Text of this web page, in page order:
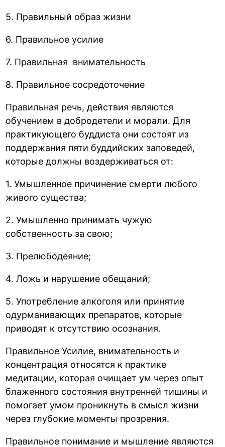
5. Правильный образ жизни
6. Правильное усилие
7. Правильная внимательность
8. Правильное сосредоточение
Правильная речь, действия являются
обучением в добродетели и морали. Для
практикующего буддиста они состоят из
поддержания пяти буддийских заповедей,
которые должны воздерживаться от:
1. Умышленное причинение смерти любого
живого существа;
2. Умышленно принимать чужую
собственность за свою;
3. Прелюбодеяние;
4. Ложь и нарушение обещаний;
5. Употребление алкоголя или принятие
одурманивающих препаратов, которые
приводят к отсутствию осознания.
Правильное Усилие, внимательность и
концентрация относятся к практике
медитации, которая очищает ум через опыт
блаженного состояния внутренней тишины и
помогает умом проникнуть в смысл жизни
через глубокие моменты прозрения.
Правильное понимание и мышление являются